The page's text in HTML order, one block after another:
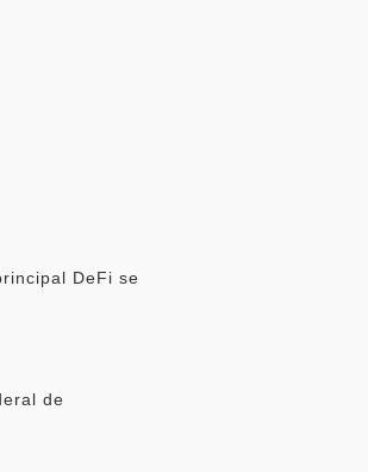
DeFi se
de